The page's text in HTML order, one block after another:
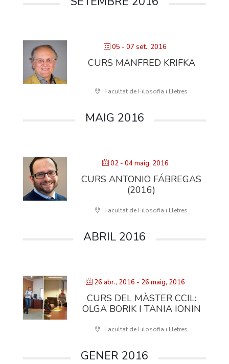
05 - 07 set., 2016
CURS MANFRED KRIFKA
Facultat de Filosofia i Lletres
MAIG 2016
02 - 04 maig, 2016
CURS ANTONIO FÁBREGAS
(2016)
Facultat de Filosofia i Lletres
ABRIL 2016
26 abr., 2016 - 26 maig, 2016
CURS DEL MÀSTER CCIL:
OLGA BORIK I TANIA IONIN
Facultat de Filosofia i Lletres
GENER 2016